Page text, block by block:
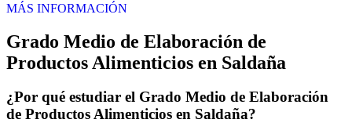
MÁS INFORMACIÓN
Grado Medio de Elaboración de
Productos Alimenticios en Saldaña
¿Por qué estudiar el Grado Medio de Elaboración
de Productos Alimenticios en Saldaña?